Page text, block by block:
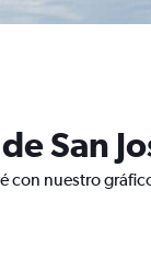
San
con nuestro